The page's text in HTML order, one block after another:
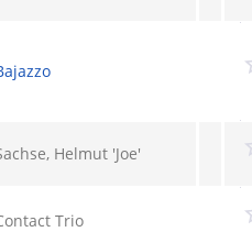
Helmut 'Joe'
Trio